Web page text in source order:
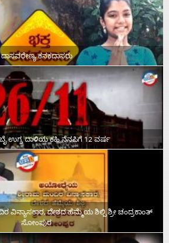
ದಾಸವರೇಣ್ಯ ಕನಕದಾಸರು
ಉಗ್ರ ದಾಳಿಯ ಕಹಿ ನೆನಪಿಗೆ 12 ವರ್ಷ
ದೇಶದ ಹೆಮ್ಮೆಯ ಶಿಲ್ಪಿ ಶ್ರೀ ಚಂದ್ರಕಾಂತ್‌
ಸೋಂಪುರ